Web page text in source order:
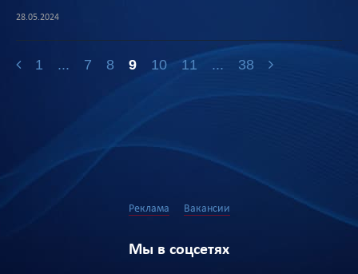
28.05.2024
1 ... 7 8 9 10 11 ... 38
Реклама Вакансии
Мы в соцсетях